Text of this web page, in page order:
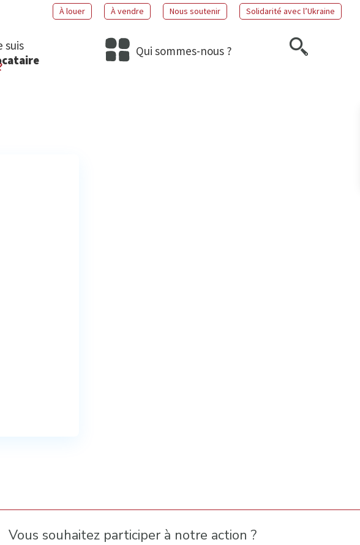
À louer À vendre Nous soutenir Solidarité avec l’Ukraine
suis
Qui sommes-nous ?
Vous souhaitez participer à notre action ?